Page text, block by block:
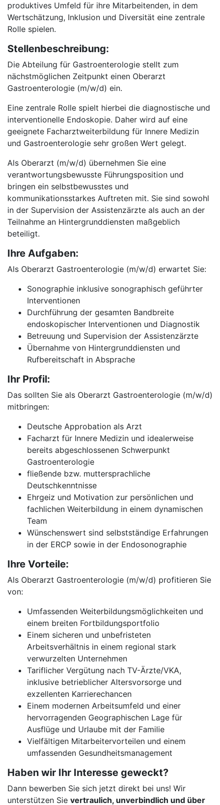
produktives Umfeld für ihre Mitarbeitenden, in dem
Wertschätzung, Inklusion und Diversität eine zentrale
Rolle spielen.
Stellenbeschreibung:
Die Abteilung für Gastroenterologie stellt zum
nächstmöglichen Zeitpunkt einen Oberarzt
Gastroenterologie (m/w/d) ein.
Eine zentrale Rolle spielt hierbei die diagnostische und
interventionelle Endoskopie. Daher wird auf eine
geeignete Facharztweiterbildung für Innere Medizin
und Gastroenterologie sehr großen Wert gelegt.
Als Oberarzt (m/w/d) übernehmen Sie eine
verantwortungsbewusste Führungsposition und
bringen ein selbstbewusstes und
kommunikationsstarkes Auftreten mit. Sie sind sowohl
in der Supervision der Assistenzärzte als auch an der
Teilnahme an Hintergrunddiensten maßgeblich
beteiligt.
Ihre Aufgaben:
Als Oberarzt Gastroenterologie (m/w/d) erwartet Sie:
Sonographie inklusive sonographisch geführter
Interventionen
Durchführung der gesamten Bandbreite
endoskopischer Interventionen und Diagnostik
Betreuung und Supervision der Assistenzärzte
Übernahme von Hintergrunddiensten und
Rufbereitschaft in Absprache
Ihr Profil:
Das sollten Sie als Oberarzt Gastroenterologie (m/w/d)
mitbringen:
Deutsche Approbation als Arzt
Facharzt für Innere Medizin und idealerweise
bereits abgeschlossenen Schwerpunkt
Gastroenterologie
fließende bzw. muttersprachliche
Deutschkenntnisse
Ehrgeiz und Motivation zur persönlichen und
fachlichen Weiterbildung in einem dynamischen
Team
Wünschenswert sind selbstständige Erfahrungen
in der ERCP sowie in der Endosonographie
Ihre Vorteile:
Als Oberarzt Gastroenterologie (m/w/d) profitieren Sie
von:
Umfassenden Weiterbildungsmöglichkeiten und
einem breiten Fortbildungsportfolio
Einem sicheren und unbefristeten
Arbeitsverhältnis in einem regional stark
verwurzelten Unternehmen
Tariflicher Vergütung nach TV-Ärzte/VKA,
inklusive betrieblicher Altersvorsorge und
exzellenten Karrierechancen
Einem modernen Arbeitsumfeld und einer
hervorragenden Geographischen Lage für
Ausflüge und Urlaube mit der Familie
Vielfältigen Mitarbeitervorteilen und einem
umfassenden Gesundheitsmanagement
Haben wir Ihr Interesse geweckt?
Dann bewerben Sie sich jetzt direkt bei uns! Wir
unterstützen Sie vertraulich, unverbindlich und über